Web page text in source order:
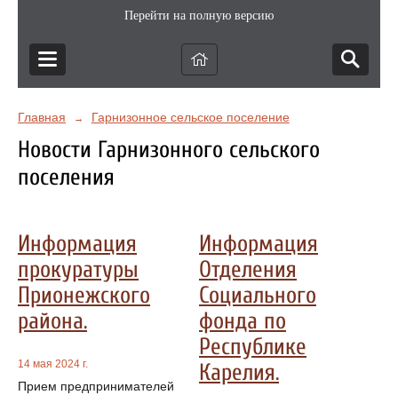
Перейти на полную версию
Главная → Гарнизонное сельское поселение
Новости Гарнизонного сельского
поселения
Информация
прокуратуры
Прионежского
района.
14 мая 2024 г.
Прием предпринимателей
Информация
Отделения
Социального
фонда по
Республике
Карелия.